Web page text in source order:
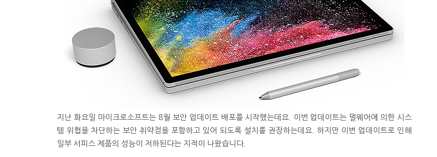
지난 화요일 마이크로소프트는 8월 보안 업데이트 배포를 시작했는데요. 이번 업데이트는 멀웨어에 의한 시스
템 위협을 차단하는 보안 취약점을 포함하고 있어 되도록 설치를 권장하는데요. 하지만 이번 업데이트로 인해
일부 서피스 제품의 성능이 저하된다는 지적이 나왔습니다.